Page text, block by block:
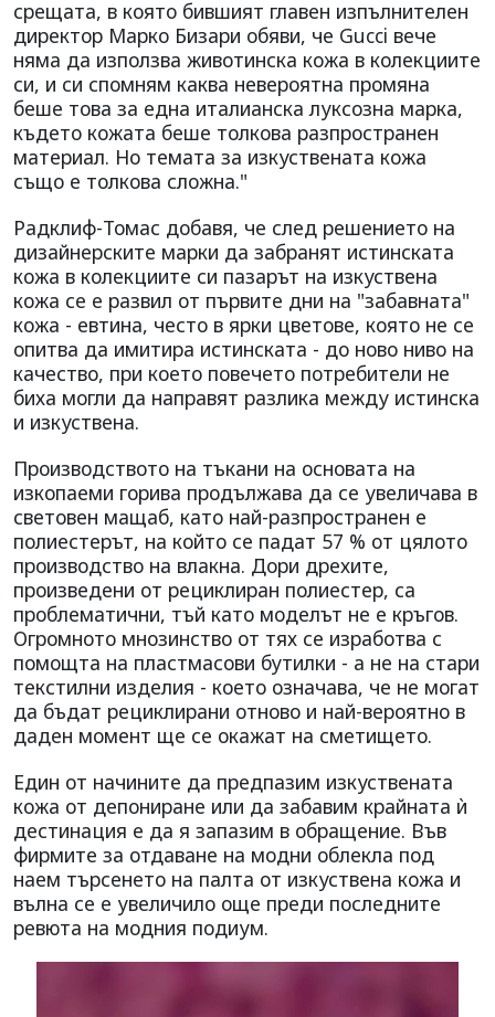
срещата, в която бившият главен изпълнителен
директор Марко Бизари обяви, че Gucci вече
няма да използва животинска кожа в колекциите
си, и си спомням каква невероятна промяна
беше това за една италианска луксозна марка,
където кожата беше толкова разпространен
материал. Но темата за изкуствената кожа
също е толкова сложна."
Радклиф-Томас добавя, че след решението на
дизайнерските марки да забранят истинската
кожа в колекциите си пазарът на изкуствена
кожа се е развил от първите дни на "забавната"
кожа - евтина, често в ярки цветове, която не се
опитва да имитира истинската - до ново ниво на
качество, при което повечето потребители не
биха могли да направят разлика между истинска
и изкуствена.
Производството на тъкани на основата на
изкопаеми горива продължава да се увеличава в
световен мащаб, като най-разпространен е
полиестерът, на който се падат 57 % от цялото
производство на влакна. Дори дрехите,
произведени от рециклиран полиестер, са
проблематични, тъй като моделът не е кръгов.
Огромното мнозинство от тях се изработва с
помощта на пластмасови бутилки - а не на стари
текстилни изделия - което означава, че не могат
да бъдат рециклирани отново и най-вероятно в
даден момент ще се окажат на сметището.
Един от начините да предпазим изкуствената
кожа от депониране или да забавим крайната ѝ
дестинация е да я запазим в обращение. Във
фирмите за отдаване на модни облекла под
наем търсенето на палта от изкуствена кожа и
вълна се е увеличило още преди последните
ревюта на модния подиум.